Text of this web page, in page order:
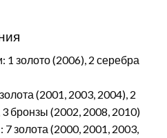
золото (2006), 2 серебра
(2001, 2003, 2004), 2
бронзы (2002, 2008, 2010)
золота (2000, 2001, 2003,